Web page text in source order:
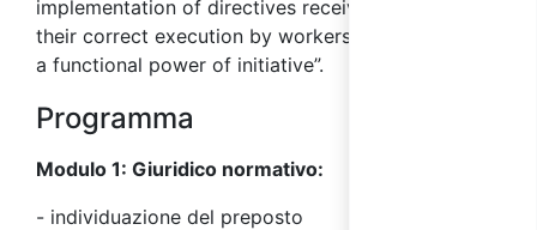
implementation of directives received, controlling
their correct execution by workers and exercising
a functional power of initiative”.
Programma
Modulo 1: Giuridico normativo:
- individuazione del preposto